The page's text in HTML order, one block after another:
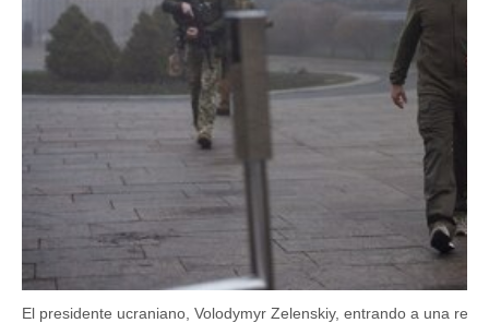
El presidente ucraniano, Volodymyr Zelenskiy, entrando a una